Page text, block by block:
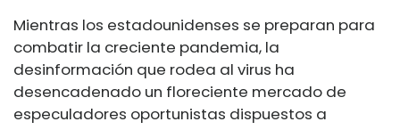
Mientras los estadounidenses se preparan para
combatir la creciente pandemia, la
desinformación que rodea al virus ha
desencadenado un floreciente mercado de
especuladores oportunistas dispuestos a